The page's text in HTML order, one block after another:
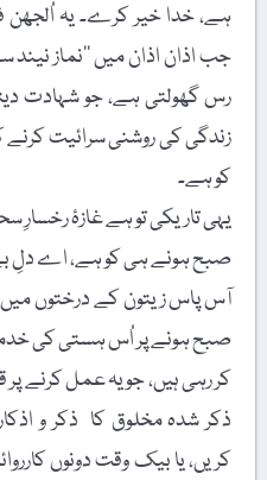
ہے، خدا خیر کرے۔ یہ اُلجھن
جب اذان اذان میں ’’نماز
رس گھولتی ہے، جو شہادت
زندگی کی روشنی سرائیت کرنے
کو ہے۔
یہی تاریکی تو ہے غازۂ رخسارِ
صبح ہونے ہی کو ہے، اے دلِ
آس پاس زیتون کے درختوں میں
صبح ہونے پر اُس ہستی کی
کر رہی ہیں، جو یہ عمل کرنے پر
ذکر شدہ مخلوق کا ذکر و
کریں، یا بیک وقت دونوں